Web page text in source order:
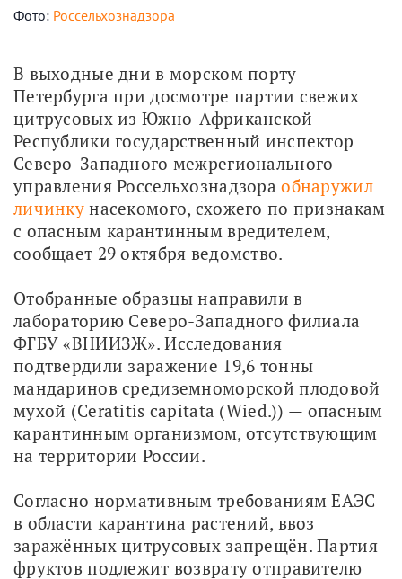
Фото: Россельхознадзора
В выходные дни в морском порту
Петербурга при досмотре партии свежих
цитрусовых из Южно-Африканской
Республики государственный инспектор
Северо-Западного межрегионального
управления Россельхознадзора обнаружил
личинку насекомого, схожего по признакам
с опасным карантинным вредителем,
сообщает 29 октября ведомство.
Отобранные образцы направили в
лабораторию Северо-Западного филиала
ФГБУ «ВНИИЗЖ». Исследования
подтвердили заражение 19,6 тонны
мандаринов средиземноморской плодовой
мухой (Ceratitis capitata (Wied.)) — опасным
карантинным организмом, отсутствующим
на территории России.
Согласно нормативным требованиям ЕАЭС
в области карантина растений, ввоз
заражённых цитрусовых запрещён. Партия
фруктов подлежит возврату отправителю